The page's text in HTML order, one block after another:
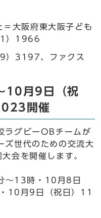
大阪府東大阪子ども
）1966
）3197、ファクス
10月9日（祝
開催
ラグビーOBチームが
ズ世代のための交流大
会を開催します。
～13時・10月8日
10月9日（祝日）11